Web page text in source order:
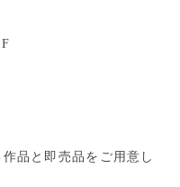
品と即売品をご用意し